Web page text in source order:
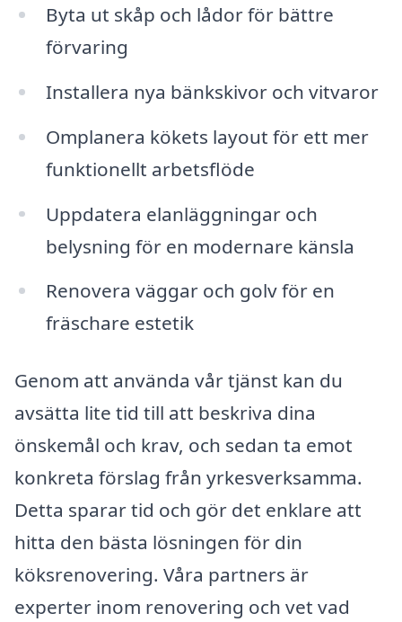
Byta ut skåp och lådor för bättre
förvaring
Installera nya bänkskivor och vitvaror
Omplanera kökets layout för ett mer
funktionellt arbetsflöde
Uppdatera elanläggningar och
belysning för en modernare känsla
Renovera väggar och golv för en
fräschare estetik
Genom att använda vår tjänst kan du
avsätta lite tid till att beskriva dina
önskemål och krav, och sedan ta emot
konkreta förslag från yrkesverksamma.
Detta sparar tid och gör det enklare att
hitta den bästa lösningen för din
köksrenovering. Våra partners är
experter inom renovering och vet vad